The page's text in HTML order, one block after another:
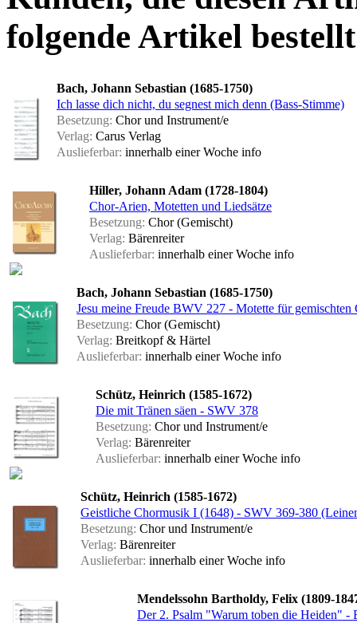
folgende Artikel
Bach, Johann Sebastian (1685-1750)
Ich lasse dich nicht, du segnest mich denn (Bass-Stimme)
Besetzung: Chor und Instrument/e
Verlag: Carus Verlag
Auslieferbar: innerhalb einer Woche info
Hiller, Johann Adam (1728-1804)
Chor-Arien, Motetten und Liedsätze
Besetzung: Chor (Gemischt)
Verlag: Bärenreiter
Auslieferbar: innerhalb einer Woche info
Bach, Johann Sebastian (1685-1750)
Jesu meine Freude BWV 227 - Motette für gemischten
Besetzung: Chor (Gemischt)
Verlag: Breitkopf & Härtel
Auslieferbar: innerhalb einer Woche info
Schütz, Heinrich (1585-1672)
Die mit Tränen säen - SWV 378
Besetzung: Chor und Instrument/e
Verlag: Bärenreiter
Auslieferbar: innerhalb einer Woche info
Schütz, Heinrich (1585-1672)
Geistliche Chormusik I (1648) - SWV 369-380
Besetzung: Chor und Instrument/e
Verlag: Bärenreiter
Auslieferbar: innerhalb einer Woche info
Mendelssohn Bartholdy, Felix (1809-
Der 2. Psalm "Warum toben die Heiden" -